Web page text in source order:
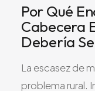
Por Qué
Cabecera
Debería
La escasez de
problema rural.